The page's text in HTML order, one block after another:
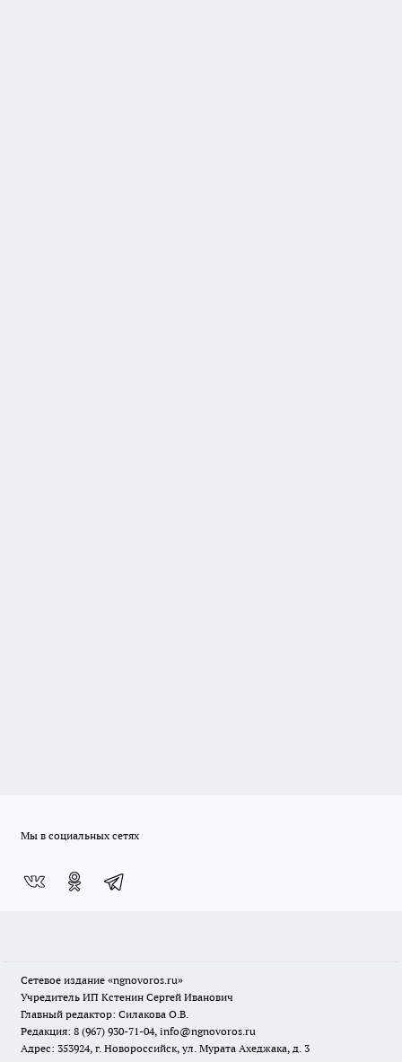
Мы в социальных сетях
Сетевое издание «ngnovoros.ru»
Учредитель ИП Кстенин Сергей Иванович
Главный редактор: Силакова О.В.
Редакция: 8 (967) 930-71-04, info@ngnovoros.ru
Адрес: 353924, г. Новороссийск, ул. Мурата Ахеджака, д. 3